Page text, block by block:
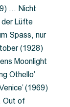
… Nicht
Lüfte
Spass, nur
(1928)
Moonlight
Othello’
(1969)
Out of